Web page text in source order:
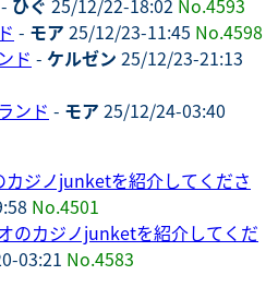
- ひぐ 25/12/22-18:02 No.4593
- モア 25/12/23-11:45 No.4598
ド - ケルゼン 25/12/23-21:13
ンド - モア 25/12/24-03:40
カジノjunketを紹介してくださ
No.4501
のカジノjunketを紹介してくだ
03:21 No.4583